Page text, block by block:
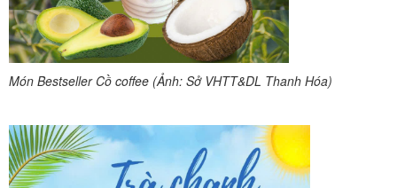
Món Bestseller Cồ coffee (Ảnh: Sở VHTT&DL Thanh Hóa)